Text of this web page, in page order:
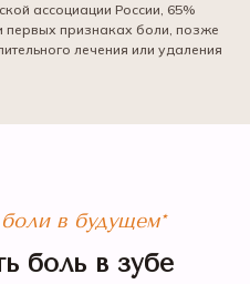
ассоциации России, 65%
первых признаках боли, позже
лечения или удаления
в будущем*
боль в зубе